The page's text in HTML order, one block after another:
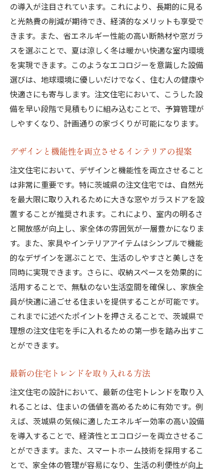
の導入が注目されています。これにより、長期的に見る
と光熱費の削減が期待でき、経済的なメリットも享受で
きます。また、省エネルギー性能の高い断熱材や窓ガラ
スを選ぶことで、夏は涼しく冬は暖かい快適な室内環境
を実現できます。このようなエコロジーを意識した設備
選びは、地球環境に優しいだけでなく、住む人の健康や
快適さにも寄与します。注文住宅において、こうした設
備を早い段階で見積もりに組み込むことで、予算管理が
しやすくなり、計画通りの家づくりが可能になります。
デザインと機能性を両立させるインテリアの提案
注文住宅において、デザインと機能性を両立させること
は非常に重要です。特に茨城県の注文住宅では、自然光
を最大限に取り入れるために大きな窓やガラスドアを設
置することが推奨されます。これにより、室内の明るさ
と開放感が向上し、家全体の雰囲気が一層豊かになりま
す。また、家具やインテリアアイテムはシンプルで機能
的なデザインを選ぶことで、生活のしやすさと美しさを
同時に実現できます。さらに、収納スペースを効果的に
活用することで、無駄のない生活空間を確保し、家族全
員が快適に過ごせる住まいを提供することが可能です。
これまでに述べたポイントを押さえることで、茨城県で
理想の注文住宅を手に入れるための第一歩を踏み出すこ
とができます。
最新の住宅トレンドを取り入れる方法
注文住宅の設計において、最新の住宅トレンドを取り入
れることは、住まいの価値を高めるために有効です。例
えば、茨城県の気候に適したエネルギー効率の高い設備
を導入することで、経済性とエコロジーを両立させるこ
とができます。また、スマートホーム技術を採用するこ
とで、家全体の管理が容易になり、生活の利便性が向上